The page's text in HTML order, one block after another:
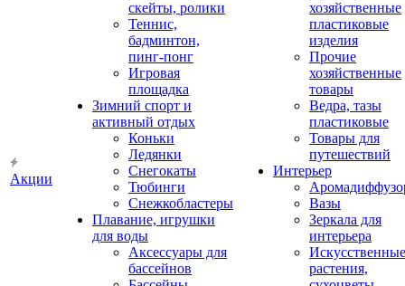
Акции
скейты, ролики
Теннис,
бадминтон,
пинг-понг
Игровая
площадка
Зимний спорт и
активный отдых
Коньки
Ледянки
Снегокаты
Тюбинги
Снежкобластеры
Плавание, игрушки
для воды
Аксессуары для
бассейнов
хозяйственные
пластиковые
изделия
Прочие
хозяйственные
товары
Ведра, тазы
пластиковые
Товары для
путешествий
Интерьер
Вазы
Зеркала для
интерьера
Искусственные
растения,